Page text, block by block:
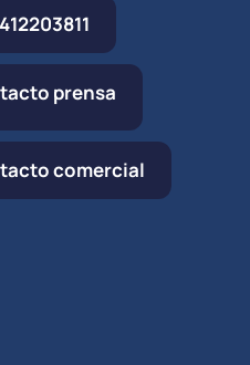
prensa
comercial